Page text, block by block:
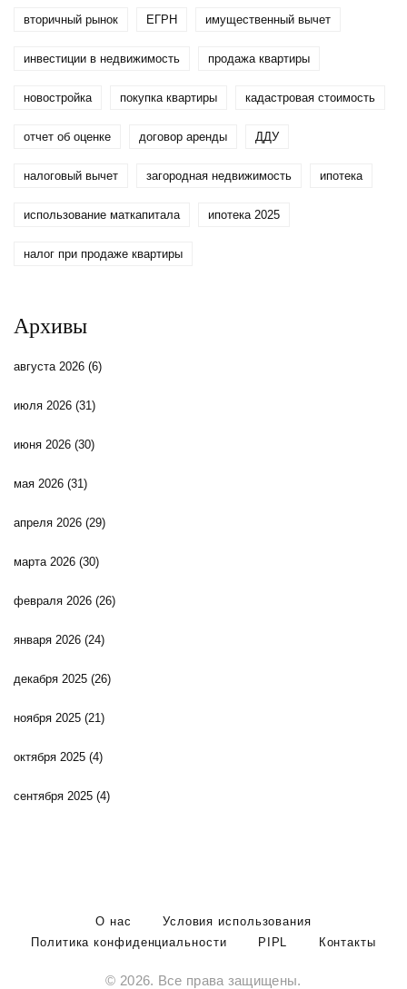
вторичный рынок ЕГРН имущественный вычет
инвестиции в недвижимость продажа квартиры
новостройка покупка квартиры кадастровая стоимость
отчет об оценке договор аренды ДДУ
налоговый вычет загородная недвижимость ипотека
использование маткапитала ипотека 2025
налог при продаже квартиры
Архивы
августа 2026 (6)
июля 2026 (31)
июня 2026 (30)
мая 2026 (31)
апреля 2026 (29)
марта 2026 (30)
февраля 2026 (26)
января 2026 (24)
декабря 2025 (26)
ноября 2025 (21)
октября 2025 (4)
сентября 2025 (4)
О нас
Условия использования
Политика конфиденциальности
PIPL Контакты
© 2026. Все права защищены.